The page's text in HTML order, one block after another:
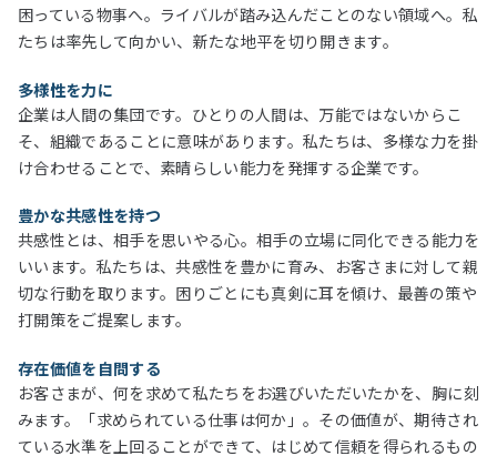
困っている物事へ。ライバルが踏み込んだことのない領域へ。私
たちは率先して向かい、新たな地平を切り開きます。
多様性を力に
企業は人間の集団です。ひとりの人間は、万能ではないからこ
そ、組織であることに意味があります。私たちは、多様な力を掛
け合わせることで、素晴らしい能力を発揮する企業です。
豊かな共感性を持つ
共感性とは、相手を思いやる心。相手の立場に同化できる能力を
いいます。私たちは、共感性を豊かに育み、お客さまに対して親
切な行動を取ります。困りごとにも真剣に耳を傾け、最善の策や
打開策をご提案します。
存在価値を自問する
お客さまが、何を求めて私たちをお選びいただいたかを、胸に刻
みます。「求められている仕事は何か」。その価値が、期待され
ている水準を上回ることができて、はじめて信頼を得られるもの